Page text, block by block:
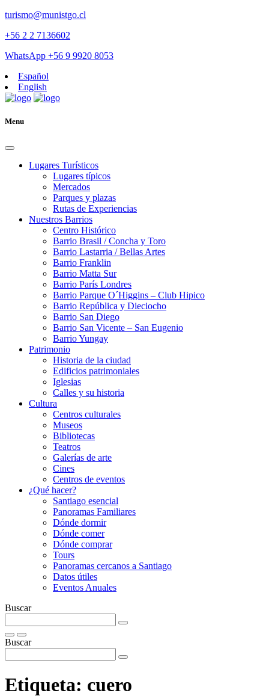
turismo@munistgo.cl
+56 2 2 7136602
WhatsApp +56 9 9920 8053
Español
English
Menu
Lugares Turísticos
Lugares tí­picos
Mercados
Parques y plazas
Rutas de Experiencias
Nuestros Barrios
Centro Histórico
Barrio Brasil / Concha y Toro
Barrio Lastarria / Bellas Artes
Barrio Franklin
Barrio Matta Sur
Barrio Parí­s Londres
Barrio Parque O´Higgins – Club Hipico
Barrio República y Dieciocho
Barrio San Diego
Barrio San Vicente – San Eugenio
Barrio Yungay
Patrimonio
Historia de la ciudad
Edificios patrimoniales
Iglesias
Calles y su historia
Cultura
Centros culturales
Museos
Bibliotecas
Teatros
Galerí­as de arte
Cines
Centros de eventos
¿Qué hacer?
Santiago esencial
Panoramas Familiares
Dónde dormir
Dónde comer
Dónde comprar
Tours
Panoramas cercanos a Santiago
Datos útiles
Eventos Anuales
Buscar
Buscar
Etiqueta: cuero